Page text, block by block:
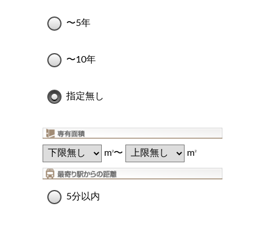
〜5年
〜10年
指定無し
m2〜 m2
5分以内